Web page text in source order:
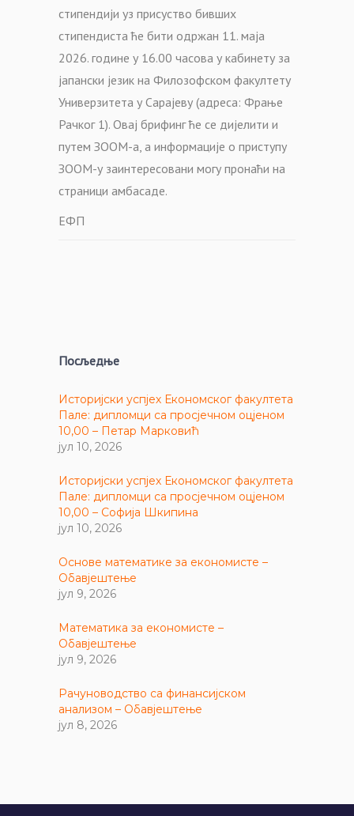
стипендији уз присуство бивших
стипендиста ће бити одржан 11. маја
2026. године у 16.00 часова у кабинету за
јапански језик на Филозофском факултету
Универзитета у Сарајеву (адреса: Фрање
Рачког 1). Овај брифинг ће се дијелити и
путем ЗООМ-а, а информације о приступу
ЗООМ-у заинтересовани могу пронаћи на
страници амбасаде.
ЕФП
Посљедње
Историјски успјех Економског факултета
Пале: дипломци са просјечном оцјеном
10,00 – Петар Марковић
јул 10, 2026
Историјски успјех Економског факултета
Пале: дипломци са просјечном оцјеном
10,00 – Софија Шкипина
јул 10, 2026
Основе математике за економисте –
Обавјештење
јул 9, 2026
Математика за економисте –
Обавјештење
јул 9, 2026
Рачуноводство са финансијском
анализом – Обавјештење
јул 8, 2026